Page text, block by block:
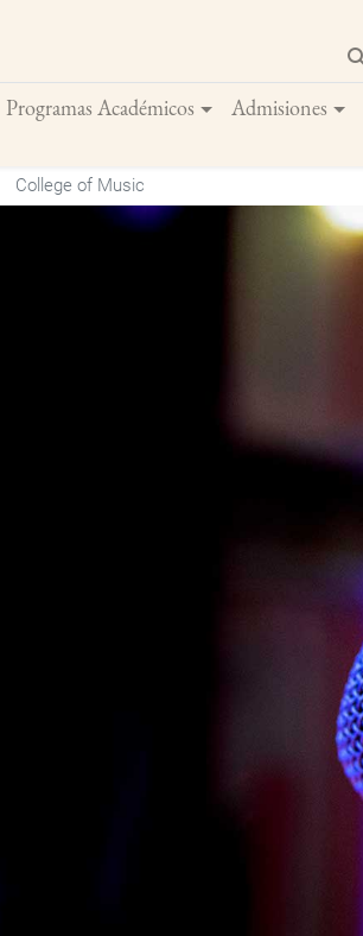
Programas Académicos Admisiones
Buscar
College of Music